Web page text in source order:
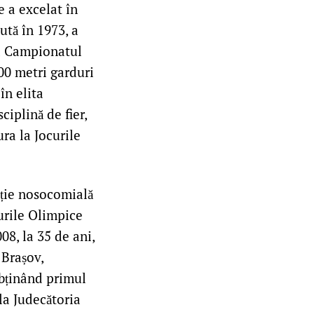
a excelat în
în 1973, a
Campionatul
metri garduri
în elita
de fier,
la Jocurile
nosocomială
Olimpice
la 35 de ani,
primul
Judecătoria